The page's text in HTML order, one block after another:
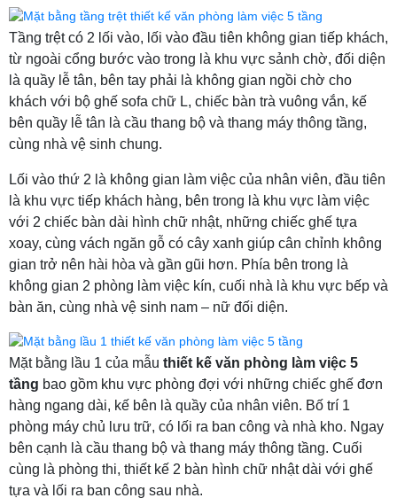
Tầng trệt có 2 lối vào, lối vào đầu tiên không gian tiếp khách,
từ ngoài cổng bước vào trong là khu vực sảnh chờ, đối diện
là quầy lễ tân, bên tay phải là không gian ngồi chờ cho
khách với bộ ghế sofa chữ L, chiếc bàn trà vuông vắn, kế
bên quầy lễ tân là cầu thang bộ và thang máy thông tầng,
cùng nhà vệ sinh chung.
Lối vào thứ 2 là không gian làm việc của nhân viên, đầu tiên
là khu vực tiếp khách hàng, bên trong là khu vực làm việc
với 2 chiếc bàn dài hình chữ nhật, những chiếc ghế tựa
xoay, cùng vách ngăn gỗ có cây xanh giúp cân chỉnh không
gian trở nên hài hòa và gần gũi hơn. Phía bên trong là
không gian 2 phòng làm việc kín, cuối nhà là khu vực bếp và
bàn ăn, cùng nhà vệ sinh nam – nữ đối diện.
Mặt bằng lầu 1 của mẫu thiết kế văn phòng làm việc 5
tầng bao gồm khu vực phòng đợi với những chiếc ghế đơn
hàng ngang dài, kế bên là quầy của nhân viên. Bố trí 1
phòng máy chủ lưu trữ, có lối ra ban công và nhà kho. Ngay
bên cạnh là cầu thang bộ và thang máy thông tầng. Cuối
cùng là phòng thi, thiết kế 2 bàn hình chữ nhật dài với ghế
tựa và lối ra ban công sau nhà.